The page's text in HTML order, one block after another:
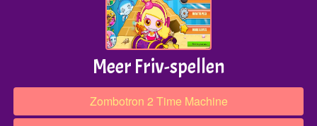
Meer Friv-spellen
Zombotron 2 Time Machine